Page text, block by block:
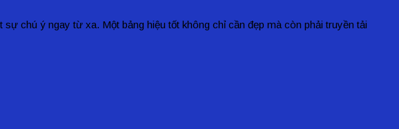
chú ý ngay từ xa. Một bảng hiệu tốt không chỉ cần đẹp mà còn phải truyền tải